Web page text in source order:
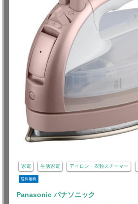
家電 生活家電 アイロン・衣類スチーマー
送料無料
Panasonic パナソニック